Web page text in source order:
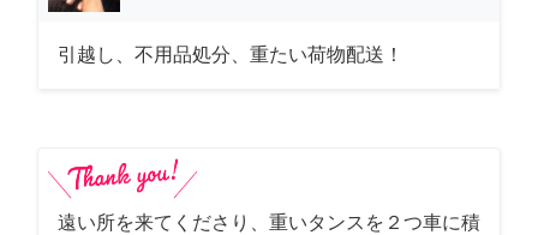
引越し、不用品処分、重たい荷物配送！
遠い所を来てくださり、重いタンスを２つ車に積